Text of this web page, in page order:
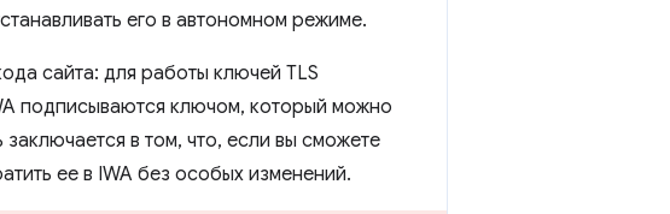
его в автономном режиме.
сайта: для работы ключей TLS
подписываются ключом, который можно
в том, что, если вы сможете
ее в IWA без особых изменений.